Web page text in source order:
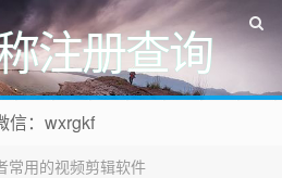
注册查询
信：wxrgkf
：wxrgkf
常用的视频剪辑软件